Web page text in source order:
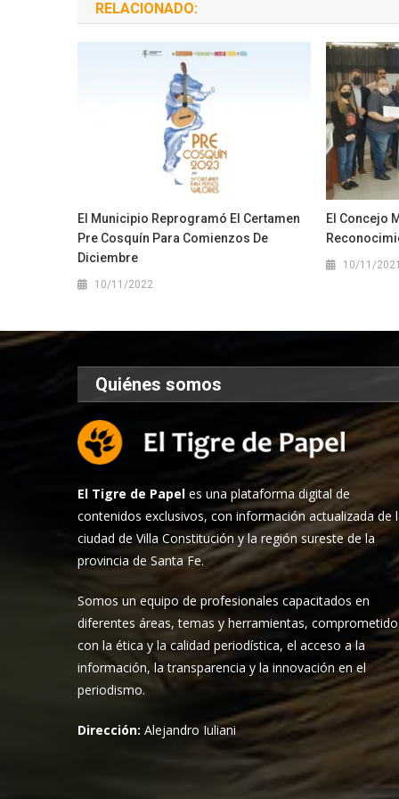
RELACIONADO:
El Municipio Reprogramó El Certamen
Pre Cosquín Para Comienzos De
Diciembre
10/11/2022
El Concejo
10/11/2021
Quiénes somos
El Tigre de Papel es una plataforma digital de
contenidos exclusivos, con información actualizada de
ciudad de Villa Constitución y la región sureste de la
provincia de Santa Fe.
Somos un equipo de profesionales capacitados en
diferentes áreas, temas y herramientas,
con la ética y la calidad periodística, el acceso a la
información, la transparencia y la innovación en el
periodismo.
Dirección:Alejandro Iuliani